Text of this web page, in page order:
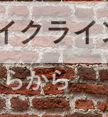
商
クライ
から